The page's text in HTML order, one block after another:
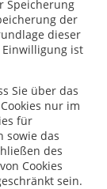
Speicherung
der
dieser
Einwilligung ist
Sie über das
nur im
für
sowie das
des
Cookies
sein.